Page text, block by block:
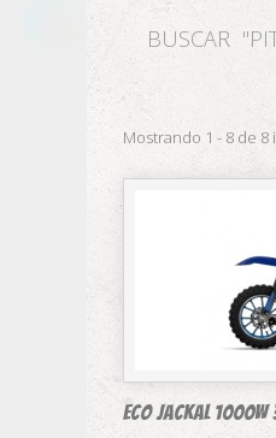
BUSCAR
Mostrando 1 - 8 de 8
Eco JACKAL